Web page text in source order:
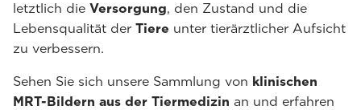
letztlich die Versorgung, den Zustand und die
Lebensqualität der Tiere unter tierärztlicher Aufsicht
zu verbessern.
Sehen Sie sich unsere Sammlung von klinischen
MRT-Bildern aus der Tiermedizin an und erfahren